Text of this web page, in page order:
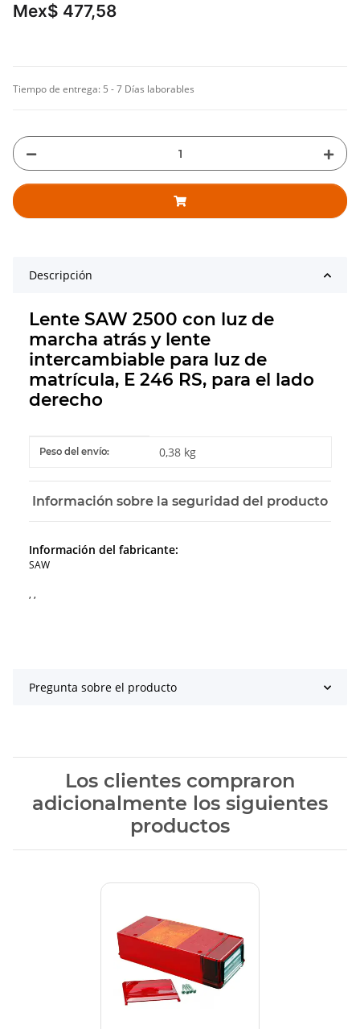
Mex$ 477,58
Tiempo de entrega: 5 - 7 Días laborables
Descripción
Lente SAW 2500 con luz de
marcha atrás y lente
intercambiable para luz de
matrícula, E 246 RS, para el lado
derecho
#productDetails.itemInformation#
#productDetails.itemValue#
Peso del envío: 0,38 kg
Información sobre la seguridad del producto
Información del fabricante:
SAW
, ,
Pregunta sobre el producto
Los clientes compraron
adicionalmente los siguientes
productos